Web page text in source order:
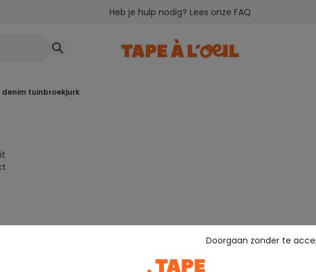
Heb je hulp nodig? Lees onze FAQ
denim tuinbroekjurk
Doorgaan zonder te